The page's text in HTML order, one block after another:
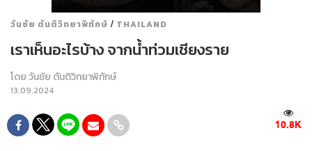
วันชัย ตันติวิทยาพิทักษ์ / THAILAND
เราเห็นอะไรบ้าง จากน้ำท่วมเชียงราย
โดยวันชัย ตันติวิทยาพิทักษ์
13.09.2024
10.8K